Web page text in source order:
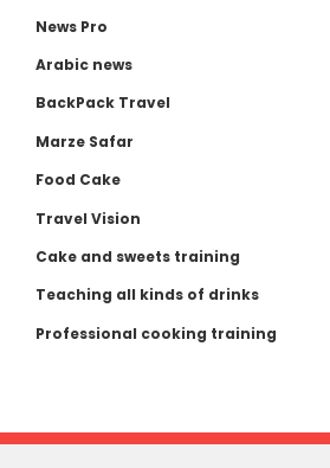
News Pro
Arabic news
BackPack Travel
Marze Safar
Food Cake
Travel Vision
Cake and sweets training
Teaching all kinds of drinks
Professional cooking training